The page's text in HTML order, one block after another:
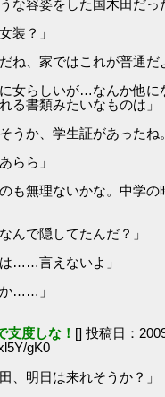
な容姿をした国木田だっ
装？」
ね、家ではこれが普通だ
女らしいが…なんか他に
る書類みたいなものは」
うか、学生証があったね
らら」
も無理ないかな。中学の
んで隠してたんだ？」
……言えないよ」
……」
支度しな！ [] 投稿日：
gK0
、明日は来れそうか？」